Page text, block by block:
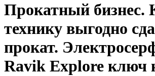
Прокатный бизнес.
технику выгодно
прокат.
Ravik Explore ключ